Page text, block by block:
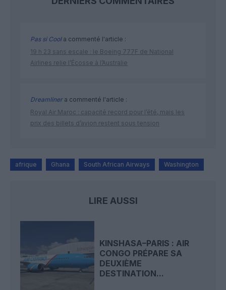
Pas si Coola commenté l'article :
19 h 23 sans escale : le Boeing 777F de National
Airlines relie l’Écosse à l’Australie
Dreamlinera commenté l'article :
Royal Air Maroc : capacité record pour l’été, mais les
prix des billets d’avion restent sous tension
afrique Ghana South African Airways Washington
LIRE AUSSI
KINSHASA–PARIS : AIR
CONGO PRÉPARE SA
DEUXIÈME
DESTINATION...